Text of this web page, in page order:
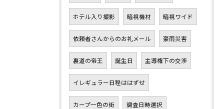
ホテル入り撮影 暗視機材 暗視ワイド
依頼者さんからのお礼メール 豪雨災害
裏道の帝王 誕生日 主導権下の交渉
イレギュラー日程ははずせ
カープ一色の街 調査日時選択